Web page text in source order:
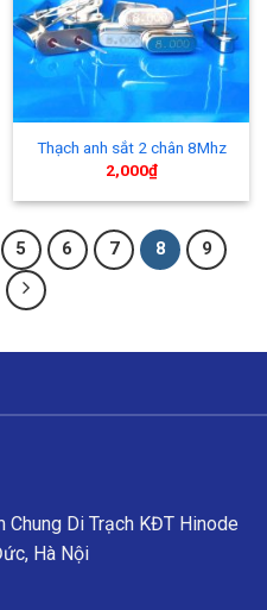
Thạch anh sắt 2 chân 8Mhz
2,000₫
5 6 7 8
9
Di Trạch KĐT Hinode
Hà Nội